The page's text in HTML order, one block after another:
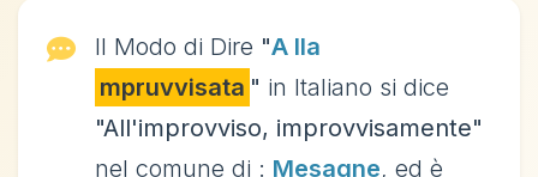
Il Modo di Dire "A lla
mpruvvisata " in Italiano si dice
"All'improvviso, improvvisamente"
nel comune di : Mesagne, ed è